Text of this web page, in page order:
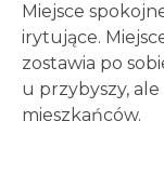
Miejsce
irytujące.
zostawia po
u przybyszy,
mieszkańców.